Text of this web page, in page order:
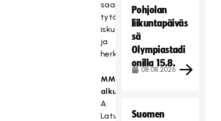
saadaan
tytöt
iskuun
ja
herkisteltyä.
MM-
alkulohkot
A:
Latvia,
Pohjolan
liikuntapäiväs
sä
Olympiastadi
onilla 15.8.
08.08.2026
Suomen